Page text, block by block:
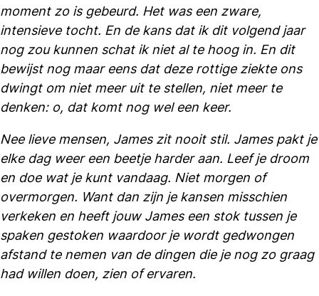
moment zo is gebeurd. Het was een zware,
intensieve tocht. En de kans dat ik dit volgend jaar
nog zou kunnen schat ik niet al te hoog in. En dit
bewijst nog maar eens dat deze rottige ziekte ons
dwingt om niet meer uit te stellen, niet meer te
denken: o, dat komt nog wel een keer.
Nee lieve mensen, James zit nooit stil. James pakt je
elke dag weer een beetje harder aan. Leef je droom
en doe wat je kunt vandaag. Niet morgen of
overmorgen. Want dan zijn je kansen misschien
verkeken en heeft jouw James een stok tussen je
spaken gestoken waardoor je wordt gedwongen
afstand te nemen van de dingen die je nog zo graag
had willen doen, zien of ervaren.